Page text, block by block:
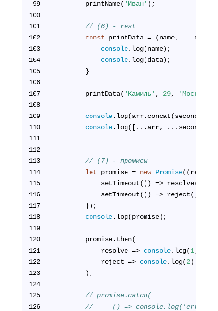
99
        printName(
'Иван' );
100
101
// (6) - rest
102
const printData = (name,
103
console.log(name);
104
console.log(data);
105
        }
106
107
        printData(
'Камиль' , 29, 'Москва'
108
109
console
110
console.log([...arr,
111
112
113
// (7) - промисы
114
let promise = new Promise
115
            setTimeout(() => resolve(),
116
            setTimeout(() => reject(),
117
        });
118
console.log(promise);
119
120
        promise.then(
121
            resolve =>
console.log(1),
122
            reject =>
console.log(2)
123
        );
124
125
// promise.catch(
126
//     () => console.log('error')